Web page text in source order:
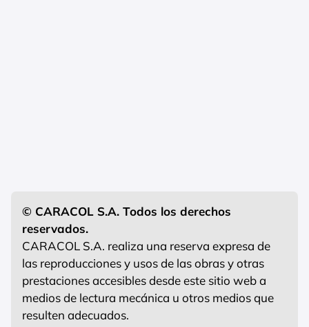
© CARACOL S.A. Todos los derechos
reservados.
CARACOL S.A. realiza una reserva expresa de
las reproducciones y usos de las obras y otras
prestaciones accesibles desde este sitio web a
medios de lectura mecánica u otros medios que
resulten adecuados.